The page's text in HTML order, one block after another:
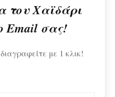
του Χαϊδάρι
Email σας!
με 1 κλικ!